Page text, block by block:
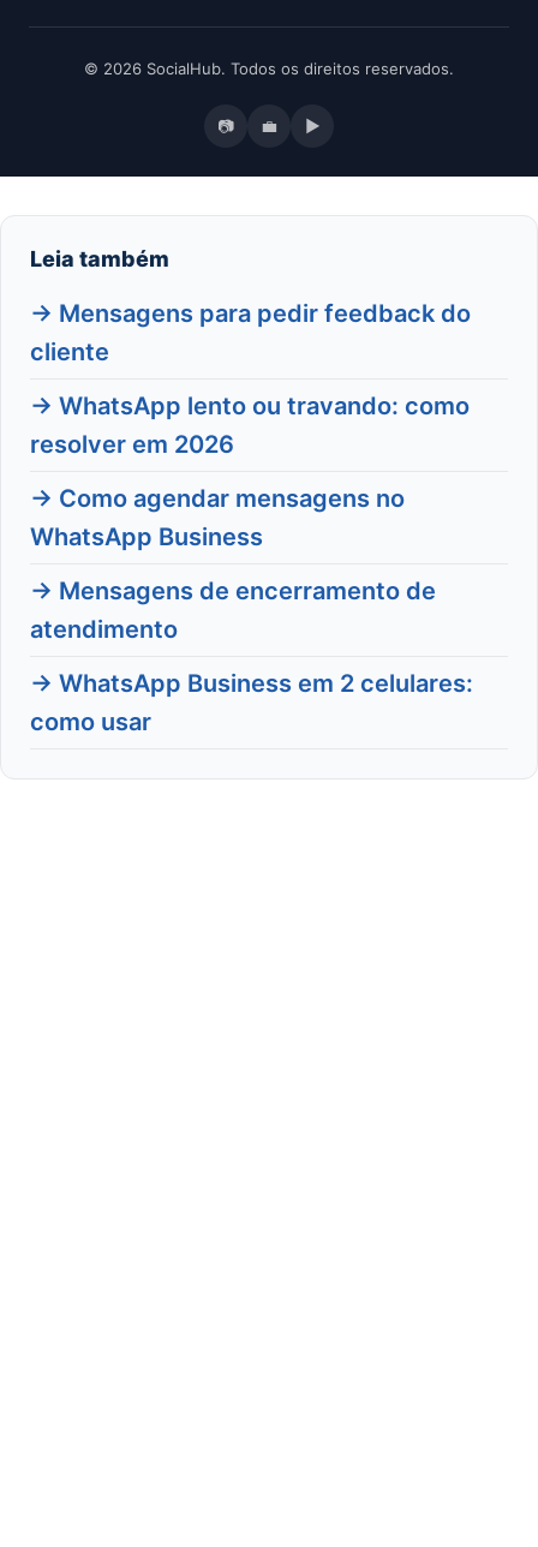
© 2026 SocialHub. Todos os direitos reservados.
📷 💼 ▶
Leia também
→ Mensagens para pedir feedback do
cliente
→ WhatsApp lento ou travando: como
resolver em 2026
→ Como agendar mensagens no
WhatsApp Business
→ Mensagens de encerramento de
atendimento
→ WhatsApp Business em 2 celulares:
como usar